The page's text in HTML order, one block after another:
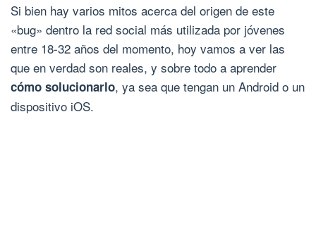
Si bien hay varios mitos acerca del origen de este
«bug» dentro la red social más utilizada por jóvenes
entre 18-32 años del momento, hoy vamos a ver las
que en verdad son reales, y sobre todo a aprender
cómo solucionarlo, ya sea que tengan un Android o un
dispositivo iOS.